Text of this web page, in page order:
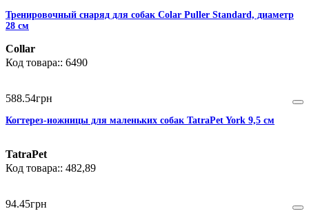
Тренировочный снаряд для собак Colar Puller Standard, диаметр
28 см
Collar
6490
588.54грн
Когтерез-ножницы для маленьких собак TatraPet York 9,5 см
TatraPet
482,89
94.45грн